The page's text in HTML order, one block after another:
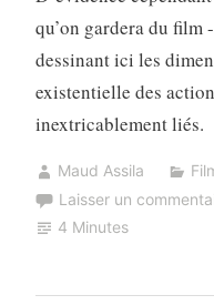
qu’on gardera du film
dessinant ici les
existentielle des
inextricablement liés.
Maud Assila
Laisser un
4 Minutes